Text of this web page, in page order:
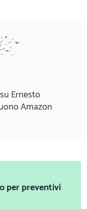
Ernesto
Amazon
per preventivi